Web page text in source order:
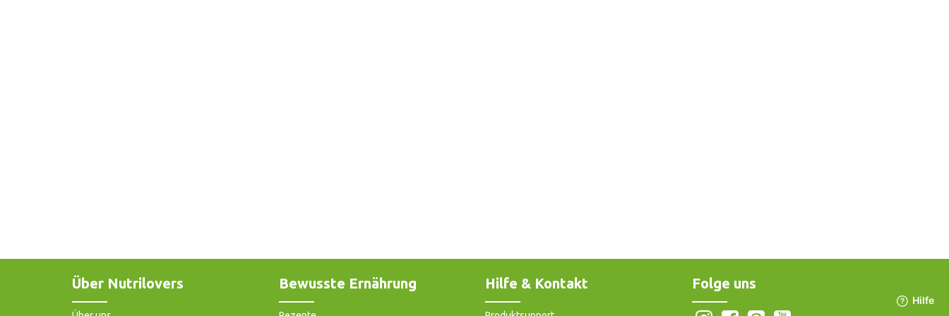
Über Nutrilovers Bewusste Ernährung Hilfe & Kontakt Folge uns